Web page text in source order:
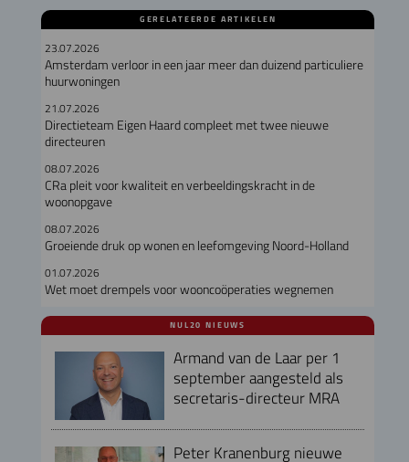
GERELATEERDE ARTIKELEN
23.07.2026
Amsterdam verloor in een jaar meer dan duizend particuliere
huurwoningen
21.07.2026
Directieteam Eigen Haard compleet met twee nieuwe
directeuren
08.07.2026
CRa pleit voor kwaliteit en verbeeldingskracht in de
woonopgave
08.07.2026
Groeiende druk op wonen en leefomgeving Noord-Holland
01.07.2026
Wet moet drempels voor wooncoöperaties wegnemen
NUL20 NIEUWS
Armand van de Laar per 1
september aangesteld als
secretaris-directeur MRA
Peter Kranenburg nieuwe